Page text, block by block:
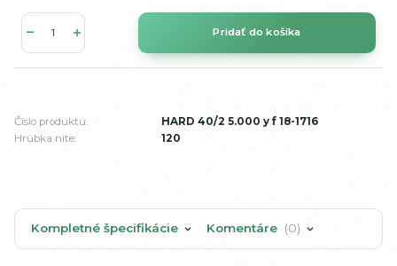
Pridať do košíka
Číslo produktu:
HARD 40/2 5.000 y f 18-1716
Hrúbka nite:
120
Kompletné špecifikácie Komentáre 0